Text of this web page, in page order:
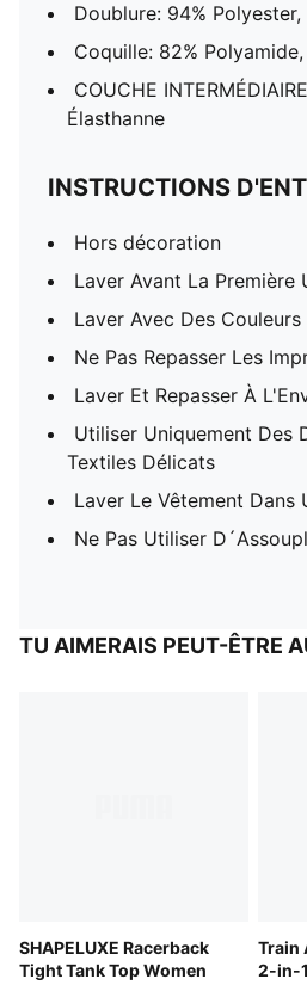
Doublure: 94% Polyester,
Coquille: 82%
COUCHE
Élasthanne
INSTRUCTIONS
Hors décoration
Laver Avant La Première
Laver Avec Des
Ne Pas Repasser Les
Laver Et Repasser À
Utiliser Uniquement Des
Textiles Délicats
Laver Le Vêtement Dans
Ne Pas Utiliser
TU AIMERAIS PEUT-ÊTRE
SHAPELUXE Racerback
Tight Tank Top Women
Train
2-in-